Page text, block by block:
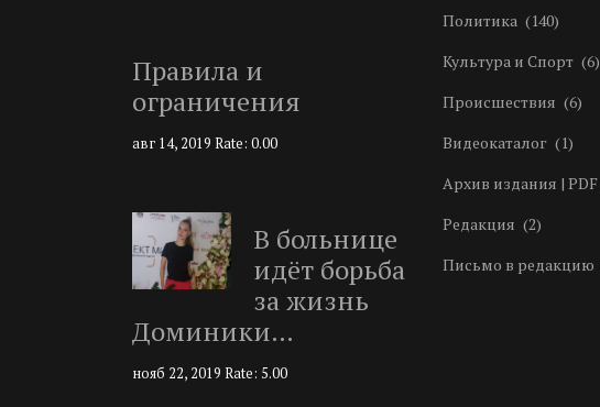
Правила и
ограничения
авг 14, 2019 Rate: 0.00
В больнице
идёт борьба
за жизнь
Доминики…
нояб 22, 2019 Rate: 5.00
Политика (140)
Культура и Спорт (6)
Происшествия (6)
Видеокаталог (1)
Архив издания | PDF
Редакция (2)
Письмо в редакцию